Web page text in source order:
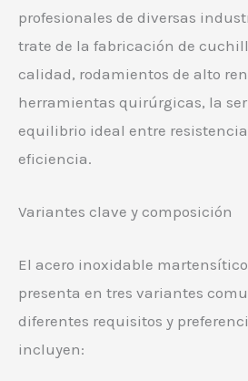
profesionales de diversas
trate de la fabricación de
calidad, rodamientos de alto
herramientas quirúrgicas, la
equilibrio ideal entre
eficiencia.
Variantes clave y composición
El acero inoxidable martensítico
presenta en tres variantes
diferentes requisitos y
incluyen: